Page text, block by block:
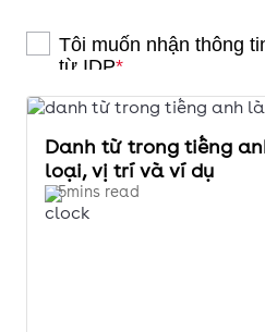
Danh từ trong tiếng
loại, vị trí và ví dụ
5mins read